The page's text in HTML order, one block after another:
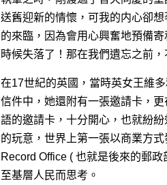
送舊迎新的情懷，可我的内心卻
的來臨，因為會用心興奮地預備
時候失落了！那在我們遺忘之前
在17世紀的英國，當時英女王維
信件中，她還附有一張邀請卡，
語的邀請卡，十分開心，也就紛
的玩意，世界上第一張以商業方
Record Office ( 也就是後來的郵
至基層人民而思考。